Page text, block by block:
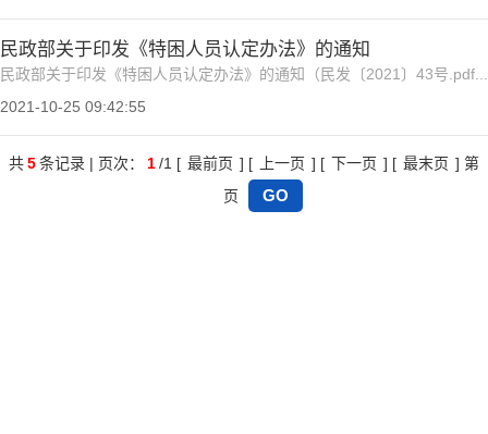
民政部关于印发《特困人员认定办法》的通知
民政部关于印发《特困人员认定办法》的通知（民发〔2021〕43号.pdf...
2021-10-25 09:42:55
共5条记录 | 页次： 1/1 [ 最前页 ] [ 上一页 ] [ 下一页 ] [ 最末页 ] 第
页